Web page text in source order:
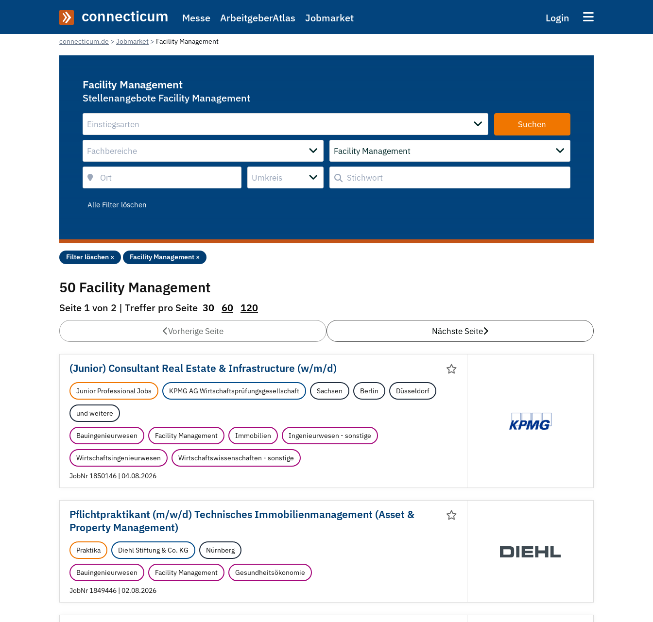
connecticum Messe ArbeitgeberAtlas Jobmarket Login
connecticum.de Jobmarket Facility Management
Facility Management
Stellenangebote Facility Management
Einstiegsarten
Fachbereiche Facility Management
Umkreis
Alle Filter löschen
Filter löschen × Facility Management ×
50 Facility Management
Seite 1 von 2 | Treffer pro Seite 30 60 120
Vorherige Seite Nächste Seite
(Junior) Consultant Real Estate & Infrastructure (w/m/d)
Junior Professional Jobs KPMG AG Wirtschaftsprüfungsgesellschaft Sachsen Berlin Düsseldorf
und weitere
Bauingenieurwesen Facility Management Immobilien Ingenieurwesen - sonstige
Wirtschaftsingenieurwesen Wirtschaftswissenschaften - sonstige
JobNr 1850146 | 04.08.2026
Pflichtpraktikant (m/w/d) Technisches Immobilienmanagement (Asset &
Property Management)
Praktika Diehl Stiftung & Co. KG Nürnberg
Bauingenieurwesen Facility Management Gesundheitsökonomie
JobNr 1849446 | 02.08.2026